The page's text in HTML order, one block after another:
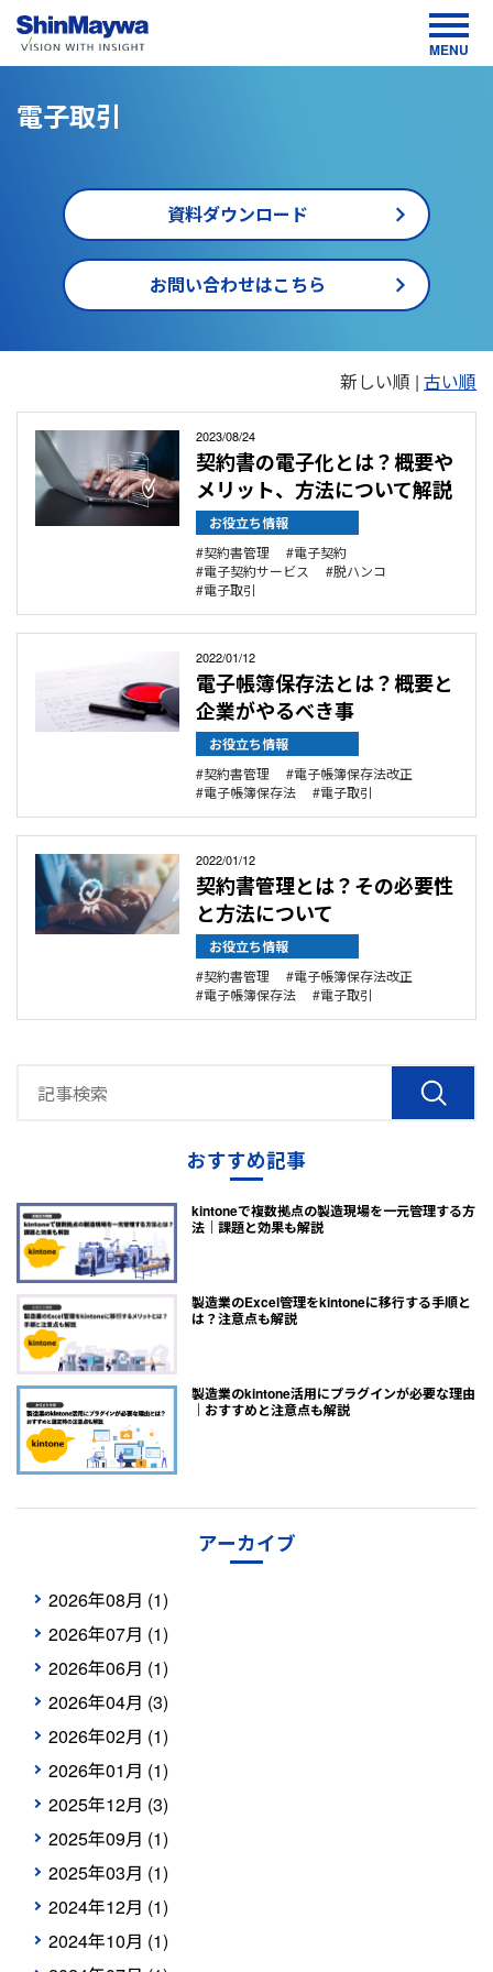
MENU
電子取引
資料ダウンロード
お問い合わせはこちら
報・
ント
情報
新しい順 | 古い順
2023/08/24
契約書の電子化とは？概要や
メリット、方法について解説
お役立ち情報
契約書管理
電子契約
電子契約サービス
脱ハンコ
電子取引
2022/01/12
電子帳簿保存法とは？概要と
企業がやるべき事
お役立ち情報
契約書管理
電子帳簿保存法改正
電子帳簿保存法
電子取引
2022/01/12
契約書管理とは？その必要性
と方法について
お役立ち情報
契約書管理
電子帳簿保存法改正
電子帳簿保存法
電子取引
おすすめ記事
kintoneで複数拠点の製造現場を一元管理する方
法｜課題と効果も解説
製造業のExcel管理をkintoneに移行する手順と
は？注意点も解説
製造業のkintone活用にプラグインが必要な理由
｜おすすめと注意点も解説
アーカイブ
2026年08月 (1)
2026年07月 (1)
2026年06月 (1)
2026年04月 (3)
2026年02月 (1)
2026年01月 (1)
2025年12月 (3)
2025年09月 (1)
2025年03月 (1)
2024年12月 (1)
2024年10月 (1)